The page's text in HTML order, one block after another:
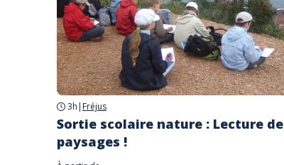
3h | Fréjus
Sortie scolaire nature : Lecture de
paysages !